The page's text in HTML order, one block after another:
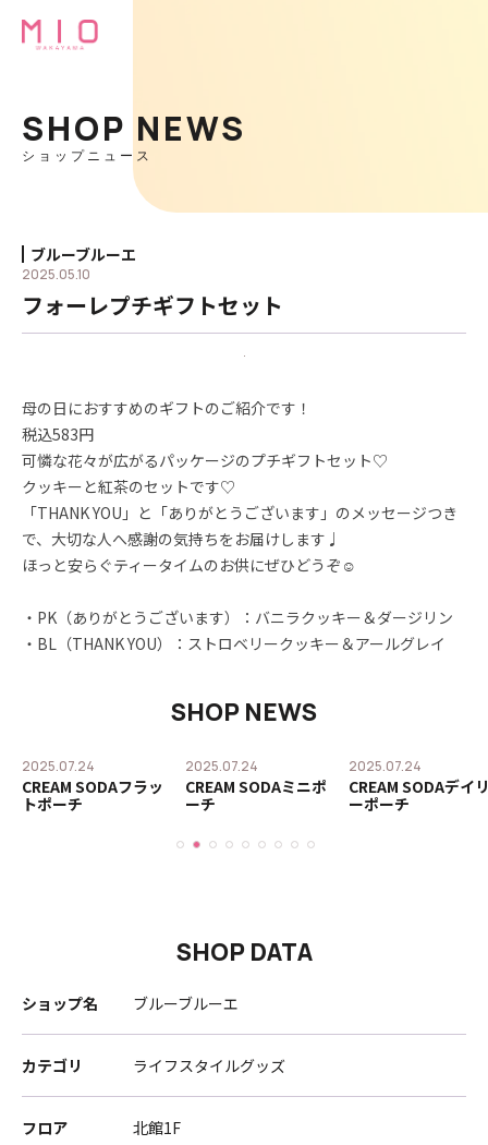
SHOP NEWS
ショップニュース
ブルーブルーエ
2025.05.10
フォーレプチギフトセット
母の日におすすめのギフトのご紹介です！
税込583円
可憐な花々が広がるパッケージのプチギフトセット♡
クッキーと紅茶のセットです♡
「THANK YOU」と「ありがとうございます」のメッセージつき
で、大切な人へ感謝の気持ちをお届けします♩
ほっと安らぐティータイムのお供にぜひどうぞ☺︎
・PK（ありがとうございます）：バニラクッキー＆ダージリン
・BL（THANK YOU）：ストロベリークッキー＆アールグレイ
SHOP NEWS
2025.07.24
CREAM SODAフラッ
トポーチ
2025.07.24
CREAM SODAミニポ
ーチ
2025.07.24
CREAM SODAデイ
ーポーチ
SHOP DATA
ショップ名 ブルーブルーエ
カテゴリ ライフスタイルグッズ
フロア 北館1F